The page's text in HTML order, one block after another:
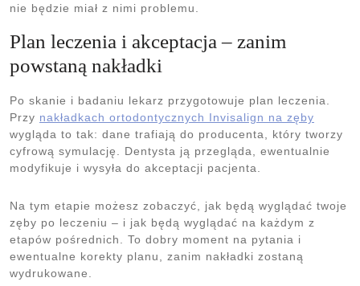
nie będzie miał z nimi problemu.
Plan leczenia i akceptacja – zanim
powstaną nakładki
Po skanie i badaniu lekarz przygotowuje plan leczenia.
Przy nakładkach ortodontycznych Invisalign na zęby
wygląda to tak: dane trafiają do producenta, który tworzy
cyfrową symulację. Dentysta ją przegląda, ewentualnie
modyfikuje i wysyła do akceptacji pacjenta.
Na tym etapie możesz zobaczyć, jak będą wyglądać twoje
zęby po leczeniu – i jak będą wyglądać na każdym z
etapów pośrednich. To dobry moment na pytania i
ewentualne korekty planu, zanim nakładki zostaną
wydrukowane.